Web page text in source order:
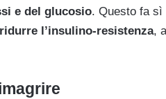
e del glucosio. Questo fa sì
ridurre l’insulino-resistenza,